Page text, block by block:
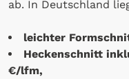
ab. In Deutschland
leichter
Heckenschnitt
€/lfm,